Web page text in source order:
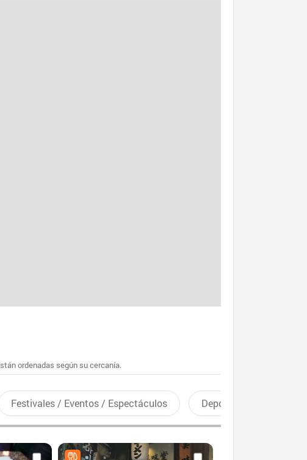
ordenadas según su cercanía.
Festivales / Eventos / Espectáculos Deportes recreativos